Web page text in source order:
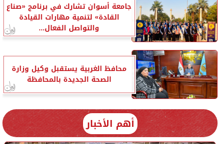
جامعة أسوان تشارك في برنامج «صناع
القادة» لتنمية مهارات القيادة
والتواصل الفعال...
محافظ الغربية يستقبل وكيل وزارة
الصحة الجديدة بالمحافظة
أهم الأخبار